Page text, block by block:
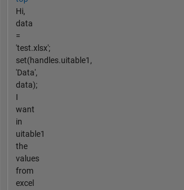
Hi,
data
=
'test.xlsx';
set(handles.uitable1,
'Data',
data);
I
want
in
uitable1
the
values
from
excel